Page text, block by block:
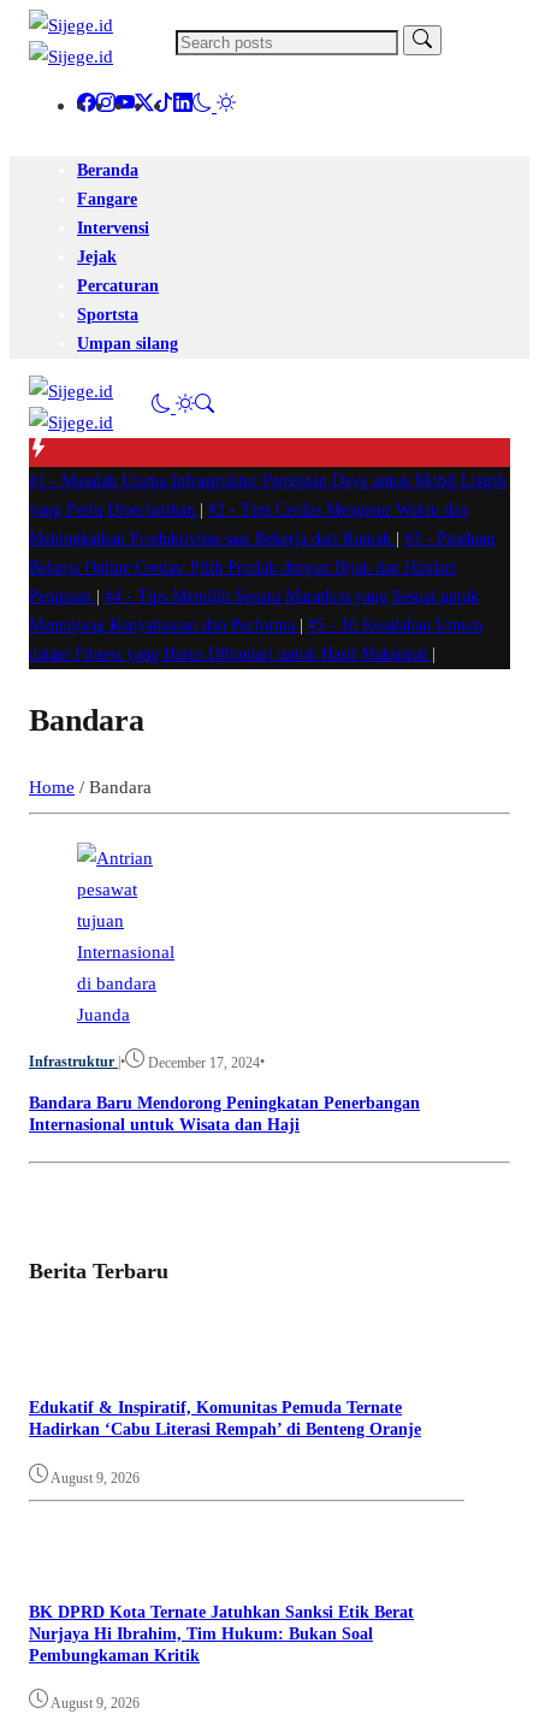
Beranda
Fangare
Intervensi
Jejak
Percaturan
Sportsta
Umpan silang
#1 - Masalah Utama Infrastruktur Pengisian Daya untuk Mobil Listrik
yang Perlu Diperhatikan
#2 - Tips Cerdas Mengatur Waktu dan
Meningkatkan Produktivitas saat Bekerja dari Rumah
#3 - Panduan
Belanja Online Cerdas: Pilih Produk dengan Bijak dan Hindari
Penipuan
#4 - Tips Memilih Sepatu Marathon yang Sesuai untuk
Menunjang Kenyamanan dan Performa
#5 - 10 Kesalahan Umum
dalam Fitness yang Harus Dihindari untuk Hasil Maksimal
Bandara
Home / Bandara
Infrastruktur |• December 17, 2024•
Bandara Baru Mendorong Peningkatan Penerbangan
Internasional untuk Wisata dan Haji
Berita Terbaru
Edukatif & Inspiratif, Komunitas Pemuda Ternate
Hadirkan ‘Cabu Literasi Rempah’ di Benteng Oranje
August 9, 2026
BK DPRD Kota Ternate Jatuhkan Sanksi Etik Berat
Nurjaya Hi Ibrahim, Tim Hukum: Bukan Soal
Pembungkaman Kritik
August 9, 2026